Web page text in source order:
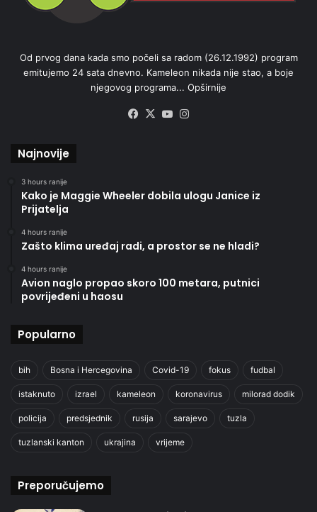
Od prvog dana kada smo počeli sa radom (26.12.1992) program
emitujemo 24 sata dnevno. Kameleon nikada nije stao, a boje
njegovog programa... Opširnije
Facebook
X YouTube
Najnovije
3 hours ranije
Kako je Maggie Wheeler dobila ulogu Janice iz
Prijatelja
4 hours ranije
Zašto klima uređaj radi, a prostor se ne hladi?
4 hours ranije
Avion naglo propao skoro 100 metara, putnici
povrijeđeni u haosu
Popularno
bih Bosna i Hercegovina Covid-19 fokus fudbal
istaknuto izrael kameleon koronavirus milorad dodik
policija predsjednik rusija sarajevo tuzla
tuzlanski kanton ukrajina vrijeme
Preporučujemo